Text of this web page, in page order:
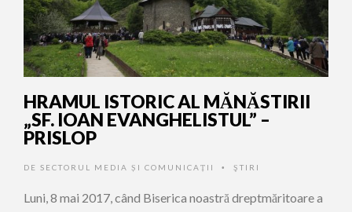
HRAMUL ISTORIC AL MĂNĂSTIRII
„SF. IOAN EVANGHELISTUL” –
PRISLOP
DE SECTORUL MEDIA ȘI COMUNICAȚII • ŞTIRI
Luni, 8 mai 2017, când Biserica noastră dreptmăritoare a